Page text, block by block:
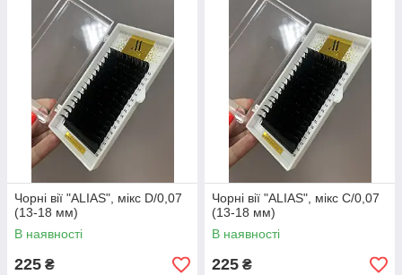
Чорні вії "ALIAS", мікс D/0,07
(13-18 мм)
В наявності
225 ₴
Чорні вії "ALIAS", мікс С/0,07
(13-18 мм)
В наявності
225 ₴